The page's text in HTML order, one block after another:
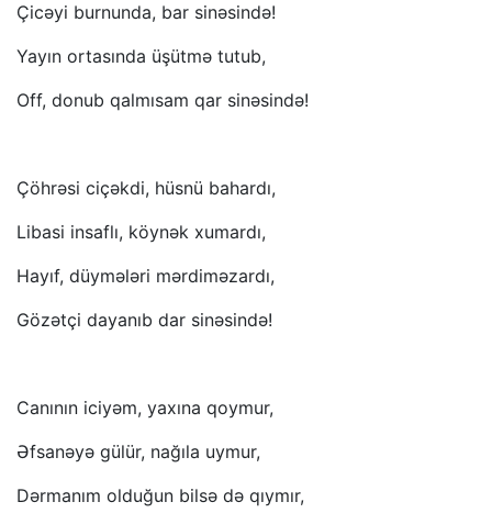
Çicəyi burnunda, bar sinəsində!
Yayın ortasında üşütmə tutub,
Off, donub qalmısam qar sinəsində!
Çöhrəsi ciçəkdi, hüsnü bahardı,
Libasi insaflı, köynək xumardı,
Hayıf, düymələri mərdiməzardı,
Gözətçi dayanıb dar sinəsində!
Canının iciyəm, yaxına qoymur,
Əfsanəyə gülür, nağıla uymur,
Dərmanım olduğun bilsə də qıymır,